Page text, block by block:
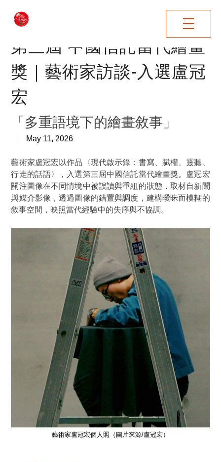
第三屆 中國信託當代繪畫
獎｜藝術家訪談-入選盧冠
宏
「多重語境下的繪畫敘事」
May 11, 2026
藝術家盧冠宏以作品〈現代啟示錄：書寫、賦權、靈聽、
行走的話語〉，入選第三屆中國信託當代繪畫獎。盧冠宏
關注圖像在不同情境中被誤讀與重組的狀態，取材自新聞
與媒介影像，透過圖像的錯置與調度，建構曖昧而模糊的
敘事空間，映照當代經驗中的失序與不協調。
藝術家盧冠宏個人照（圖片來源/盧冠宏）